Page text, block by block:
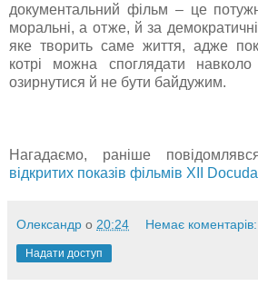
документальний фільм – це
моральні, а отже, йза
яке творить саме життя, адже
котрі можна споглядати
озирнутися й не бути байдужим.
Нагадаємо, раніше
відкритих показів фільмів XII
Олександр о 20:24 Немає коментарів:
Надати доступ